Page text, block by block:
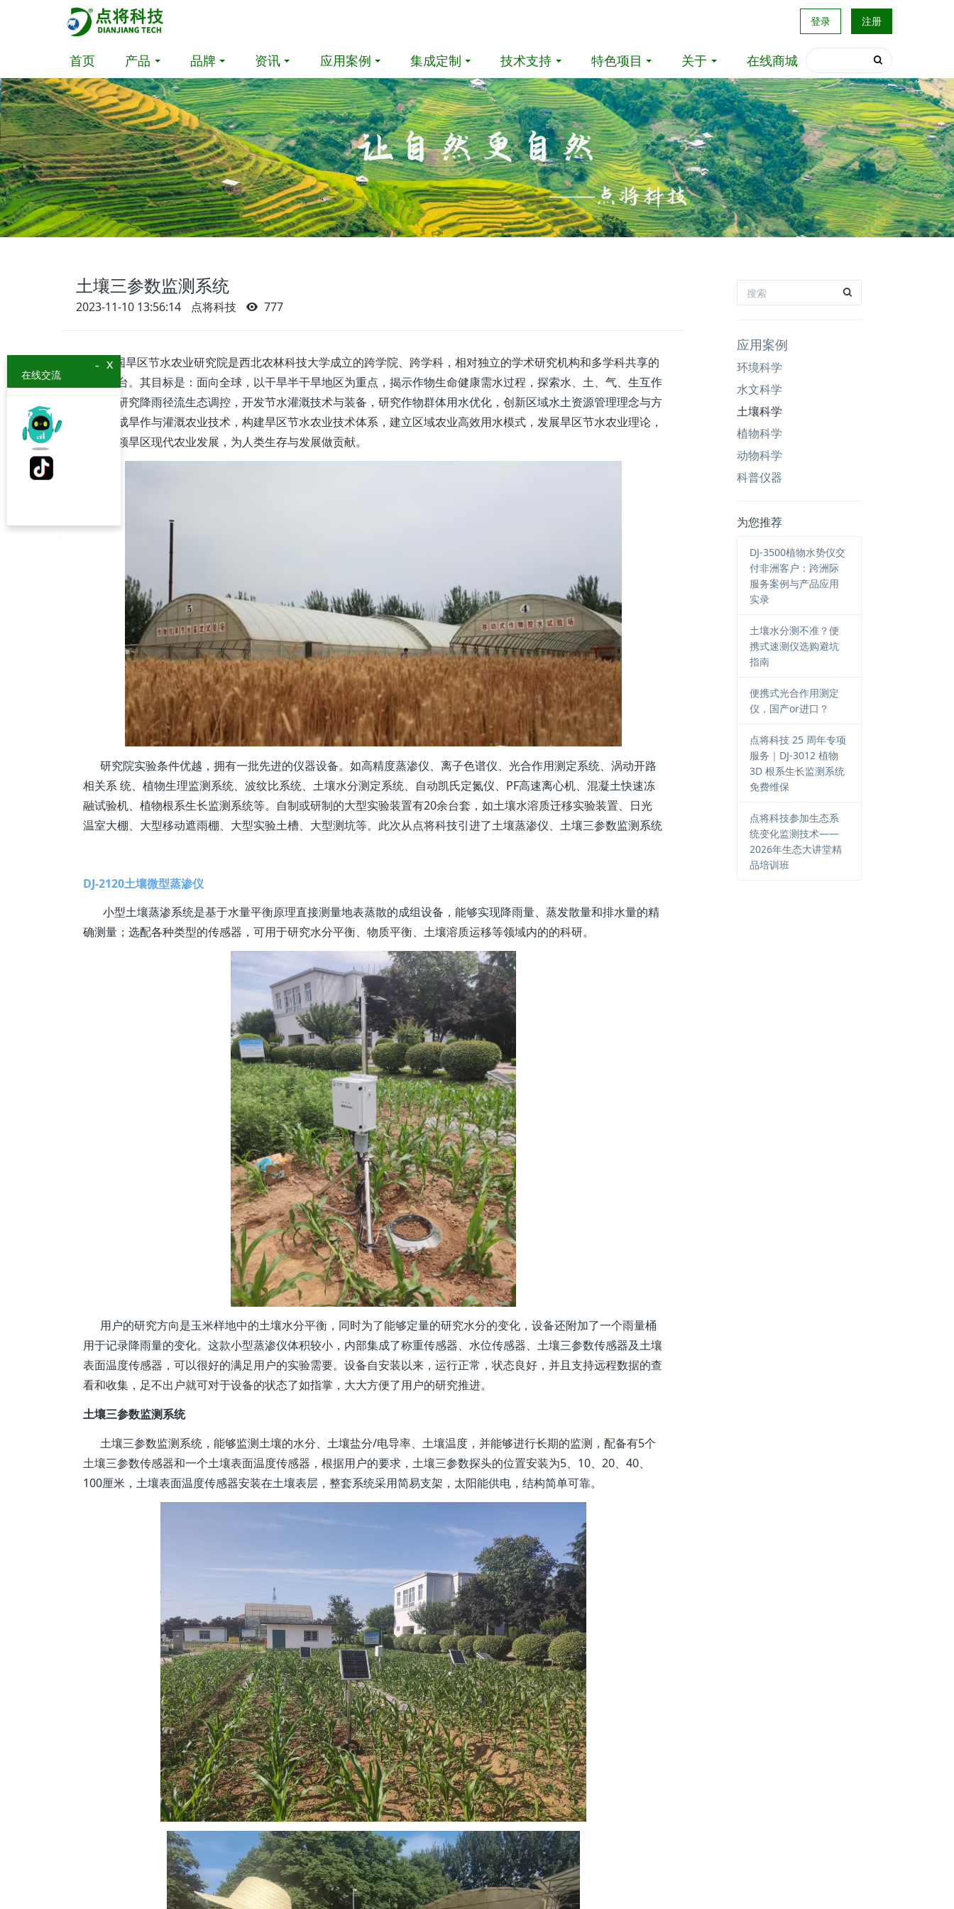
登录 注册
首页 产品 品牌 资讯 应用案例 集成定制 技术支持 特色项目 关于 在线商城
土壤三参数监测系统
2023-11-10 13:56:14 点将科技 777
中国旱区节水农业研究院是西北农林科技大学成立的跨学院、跨学科，相对独立的学术研究机构和多学科共享的
研究平台。其目标是：面向全球，以干旱半干旱地区为重点，揭示作物生命健康需水过程，探索水、土、气、生互作
机理，研究降雨径流生态调控，开发节水灌溉技术与装备，研究作物群体用水优化，创新区域水土资源管理理念与方
法，集成旱作与灌溉农业技术，构建旱区节水农业技术体系，建立区域农业高效用水模式，发展旱区节水农业理论，
支撑引领旱区现代农业发展，为人类生存与发展做贡献。
研究院实验条件优越，拥有一批先进的仪器设备。如高精度蒸渗仪、离子色谱仪、光合作用测定系统、涡动开路
相关系 统、植物生理监测系统、波纹比系统、土壤水分测定系统、自动凯氏定氮仪、PF高速离心机、混凝土快速冻
融试验机、植物根系生长监测系统等。自制或研制的大型实验装置有20余台套，如土壤水溶质迁移实验装置、日光
温室大棚、大型移动遮雨棚、大型实验土槽、大型测坑等。此次从点将科技引进了土壤蒸渗仪、土壤三参数监测系统
DJ-2120土壤微型蒸渗仪
小型土壤蒸渗系统是基于水量平衡原理直接测量地表蒸散的成组设备，能够实现降雨量、蒸发散量和排水量的精
确测量；选配各种类型的传感器，可用于研究水分平衡、物质平衡、土壤溶质运移等领域内的的科研。
用户的研究方向是玉米样地中的土壤水分平衡，同时为了能够定量的研究水分的变化，设备还附加了一个雨量桶
用于记录降雨量的变化。这款小型蒸渗仪体积较小，内部集成了称重传感器、水位传感器、土壤三参数传感器及土壤
表面温度传感器，可以很好的满足用户的实验需要。设备自安装以来，运行正常，状态良好，并且支持远程数据的查
看和收集，足不出户就可对于设备的状态了如指掌，大大方便了用户的研究推进。
土壤三参数监测系统
土壤三参数监测系统，能够监测土壤的水分、土壤盐分/电导率、土壤温度，并能够进行长期的监测，配备有5个
土壤三参数传感器和一个土壤表面温度传感器，根据用户的要求，土壤三参数探头的位置安装为5、10、20、40、
100厘米，土壤表面温度传感器安装在土壤表层，整套系统采用简易支架，太阳能供电，结构简单可靠。
应用案例
环境科学
水文科学
土壤科学
植物科学
动物科学
科普仪器
为您推荐
DJ-3500植物水势仪交
付非洲客户：跨洲际
服务案例与产品应用
实录
土壤水分测不准？便
携式速测仪选购避坑
指南
便携式光合作用测定
仪，国产or进口？
点将科技 25 周年专项
服务｜DJ-3012 植物
3D 根系生长监测系统
免费维保
点将科技参加生态系
统变化监测技术——
2026年生态大讲堂精
品培训班
x
-
在线交流